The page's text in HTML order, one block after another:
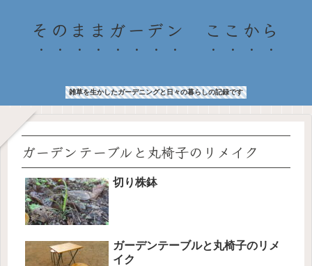
そのままガーデン ここから
雑草を生かしたガーデニングと日々の暮らしの記録です
ガーデンテーブルと丸椅子のリメイク
切り株鉢
ガーデンテーブルと丸椅子のリメ
イク